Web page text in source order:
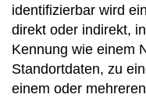
identifizierbar wird
direkt oder indirekt,
Kennung wie einem
Standortdaten, zu
einem oder